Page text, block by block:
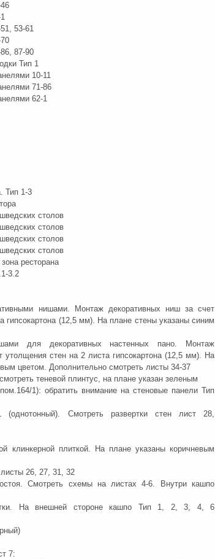
53-61
87-90
Тип 1
10-11
71-86
62-1
Тип 1-3
столов
столов
столов
столов
ресторана
3.2
нишами. Монтаж декоративных ниш за счет
гипсокартона (12,5 мм). На плане стены указаны синим
для декоративных настенных пано. Монтаж
утолщения стен на 2 листа гипсокартона (12,5 мм). На
цветом. Дополнительно смотреть листы 34-37
теневой плинтус, на плане указан зеленым
1): обратить внимание на стеновые панели Тип
(однотонный). Смотреть развертки стен лист 28,
клинкерной плиткой. На плане указаны коричневым
26, 27, 31, 32
Смотреть схемы на листах 4-6. Внутри кашпо
На внешней стороне кашпо Тип 1, 2, 3, 4, 6
7: